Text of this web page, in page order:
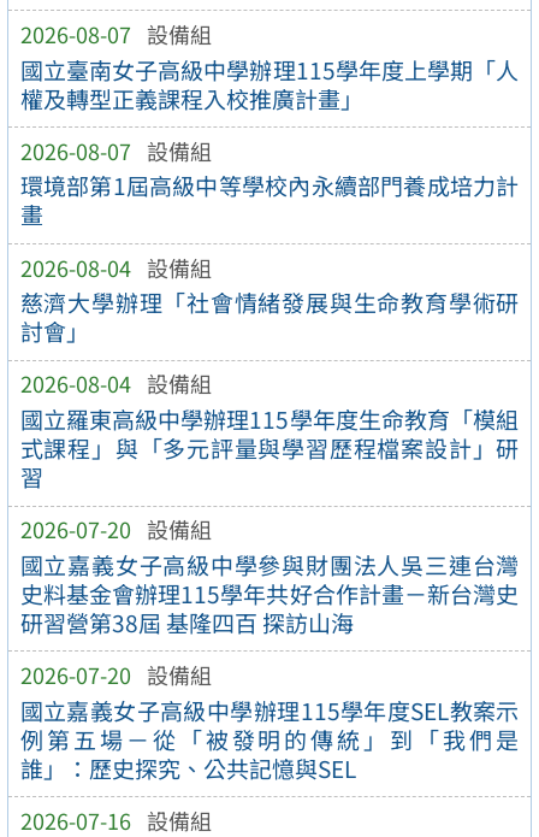
2026-08-07 設備組
國立臺南女子高級中學辦理115學年度上學期「人
權及轉型正義課程入校推廣計畫」
2026-08-07 設備組
環境部第1屆高級中等學校內永續部門養成培力計
畫
2026-08-04 設備組
慈濟大學辦理「社會情緒發展與生命教育學術研
討會」
2026-08-04 設備組
國立羅東高級中學辦理115學年度生命教育「模組
式課程」與「多元評量與學習歷程檔案設計」研
習
2026-07-20 設備組
國立嘉義女子高級中學參與財團法人吳三連台灣
史料基金會辦理115學年共好合作計畫－新台灣史
研習營第38屆 基隆四百 探訪山海
2026-07-20 設備組
國立嘉義女子高級中學辦理115學年度SEL教案示
例第五場－從「被發明的傳統」到「我們是
誰」：歷史探究、公共記憶與SEL
2026-07-16 設備組